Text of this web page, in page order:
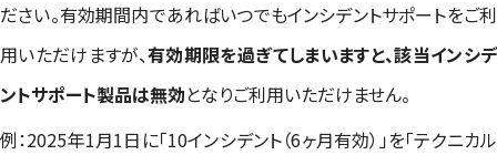
ださい。有効期間内であればいつでもインシデントサポートをご利
用いただけますが、有効期限を過ぎてしまいますと、該当インシデ
ントサポート製品は無効となりご利用いただけません。
例：2025年1月1日に「10インシデント（6ヶ月有効）」を「テクニカル